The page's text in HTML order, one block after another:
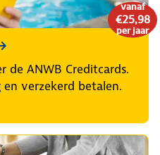
vanaf
€25,98
per jaar
de ANWB Creditcards.
verzekerd betalen.